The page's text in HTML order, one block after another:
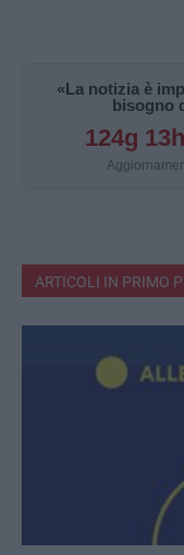
«La notizia è
bisogno
124g
ARTICOLI IN PRIMO